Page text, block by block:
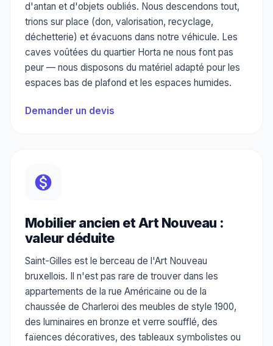
d'antan et d'objets oubliés. Nous descendons tout,
trions sur place (don, valorisation, recyclage,
déchetterie) et évacuons dans notre véhicule. Les
caves voûtées du quartier Horta ne nous font pas
peur — nous disposons du matériel adapté pour les
espaces bas de plafond et les espaces humides.
Demander un devis
Mobilier ancien et Art Nouveau :
valeur déduite
Saint-Gilles est le berceau de l'Art Nouveau
bruxellois. Il n'est pas rare de trouver dans les
appartements de la rue Américaine ou de la
chaussée de Charleroi des meubles de style 1900,
des luminaires en bronze et verre soufflé, des
faïences décoratives, des tableaux symbolistes ou